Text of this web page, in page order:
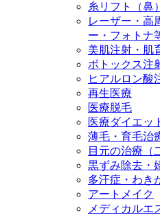
糸リフト（鼻）
レーザー・高
ー・フォトナ
美肌注射・肌
ボトックス注
ヒアルロン酸
再生医療
医療脱毛
医療ダイエッ
薄毛・育毛治
目元の治療（
黒ずみ除去・
多汗症・わき
アートメイク
メディカルエ